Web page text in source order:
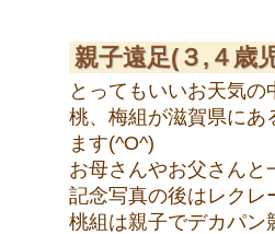
親子遠足(３,４歳
とってもいいお天気の
桃、梅組が滋賀県にあ
ます(^O^)
お母さんやお父さん
記念写真の後はレクレ
桃組は親子でデカパン